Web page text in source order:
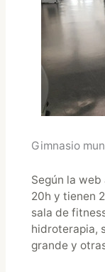
Gimnasio
Según la
20h y tienen
sala de
hidroterapia,
grande y